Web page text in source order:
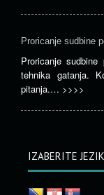
Proricanje sudbine
Proricanje
tehnika gatanja.
pitanja.… >>>>
IZABERITE JEZIK